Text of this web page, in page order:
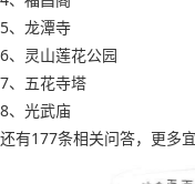
5、龙潭寺
6、灵山莲花公园
7、五花寺塔
8、光武庙
还有177条相关问答，更多